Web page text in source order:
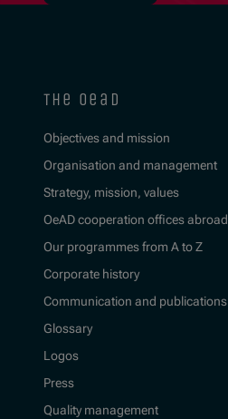
the oead
Objectives and mission
Organisation and management
Strategy, mission, values
OeAD cooperation offices abroad
Our programmes from A to Z
Corporate history
Communication and publications
Glossary
Logos
Press
Quality management